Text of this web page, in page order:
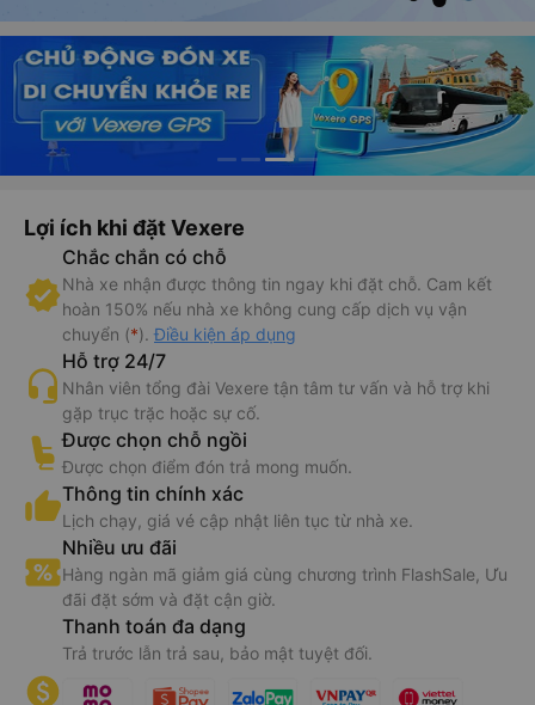
Lợi ích khi đặt Vexere
Chắc chắn có chỗ
Nhà xe nhận được thông tin ngay khi đặt chỗ. Cam kết
hoàn 150% nếu nhà xe không cung cấp dịch vụ vận
chuyển (*). Điều kiện áp dụng
Hỗ trợ 24/7
Nhân viên tổng đài Vexere tận tâm tư vấn và hỗ trợ khi
gặp trục trặc hoặc sự cố.
Được chọn chỗ ngồi
Được chọn điểm đón trả mong muốn.
Thông tin chính xác
Lịch chạy, giá vé cập nhật liên tục từ nhà xe.
Nhiều ưu đãi
Hàng ngàn mã giảm giá cùng chương trình FlashSale, Ưu
đãi đặt sớm và đặt cận giờ.
Thanh toán đa dạng
Trả trước lẫn trả sau, bảo mật tuyệt đối.